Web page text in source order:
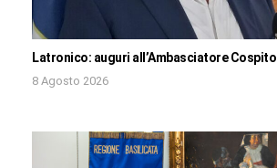
Latronico: auguri all’Ambasciatore Cospito
8 Agosto 2026